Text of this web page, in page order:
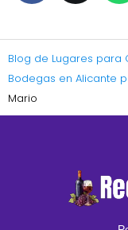
Blog de Lugares para
Bodegas en Alicante
Mario